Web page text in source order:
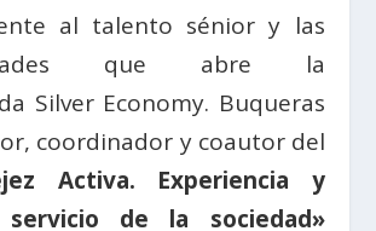
al talento sénior y las
que abre la
Silver Economy. Buqueras
coordinador y coautor del
Activa. Experiencia y
de la sociedad»